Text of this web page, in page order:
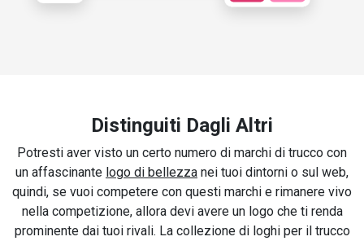
Distinguiti Dagli Altri
Potresti aver visto un certo numero di marchi di trucco con
un affascinante logo di bellezza nei tuoi dintorni o sul web,
quindi, se vuoi competere con questi marchi e rimanere vivo
nella competizione, allora devi avere un logo che ti renda
prominente dai tuoi rivali. La collezione di loghi per il trucco